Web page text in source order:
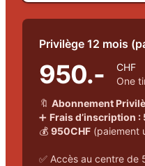
Privilège 12 mois
950.-
CHF
One
🔖 Abonnement
➕ Frais d’inscription :
💰 950CHF (paiement
✅ Accès au centre de